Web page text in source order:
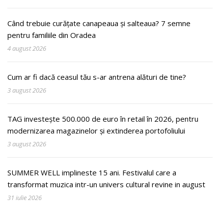
Când trebuie curățate canapeaua și salteaua? 7 semne
pentru familiile din Oradea
4 august 2026
Cum ar fi dacă ceasul tău s-ar antrena alături de tine?
3 august 2026
TAG investește 500.000 de euro în retail în 2026, pentru
modernizarea magazinelor și extinderea portofoliului
3 august 2026
SUMMER WELL implineste 15 ani. Festivalul care a
transformat muzica intr-un univers cultural revine in august
31 iulie 2026